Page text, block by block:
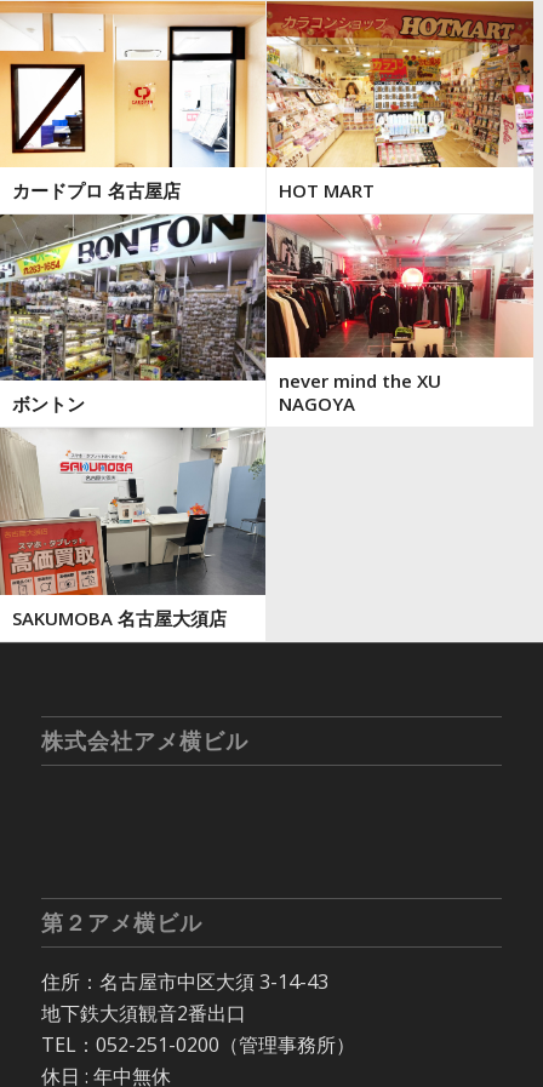
カードプロ 名古屋店 HOT MART
ボントン
never mind the XU
NAGOYA
SAKUMOBA 名古屋大須店
株式会社アメ横ビル
第２アメ横ビル
住所：名古屋市中区大須 3-14-43
地下鉄大須観音2番出口
TEL：052-251-0200（管理事務所）
休日 : 年中無休